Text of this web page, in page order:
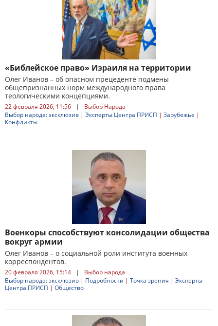
«Библейское право» Израиля на территории
Олег Иванов – об опасном прецеденте подмены
общепризнанных норм международного права
теологическими концепциями.
22 февраля 2026, 11:56 |
Выбор Народа
Выбор народа: эксклюзив | Эксперты Центра ПРИСП | Зарубежье |
Конфликты
Военкоры способствуют консолидации общества
вокруг армии
Олег Иванов – о социальной роли института военных
корреспондентов.
20 февраля 2026, 15:14 |
Выбор народа
Выбор народа: эксклюзив | Подробности | Точка зрения | Эксперты
Центра ПРИСП | Общество